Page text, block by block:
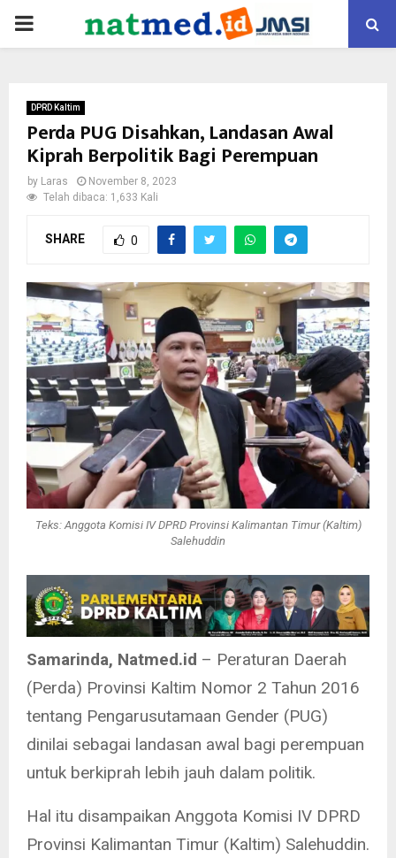
PRIMARY
DPRD Kaltim
Perda PUG Disahkan, Landasan Awal
Kiprah Berpolitik Bagi Perempuan
by Laras
November 8, 2023
Telah dibaca: 1,633 Kali
SHARE 0
Teks: Anggota Komisi IV DPRD Provinsi Kalimantan Timur (Kaltim)
Salehuddin
Samarinda, Natmed.id – Peraturan Daerah
(Perda) Provinsi Kaltim Nomor 2 Tahun 2016
tentang Pengarusutamaan Gender (PUG)
dinilai sebagai landasan awal bagi perempuan
untuk berkiprah lebih jauh dalam politik.
Hal itu disampaikan Anggota Komisi IV DPRD
Provinsi Kalimantan Timur (Kaltim) Salehuddin.